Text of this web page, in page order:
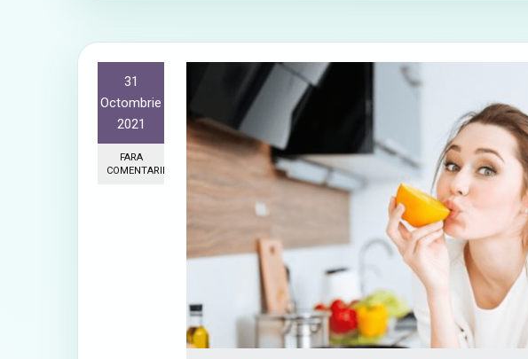
31
Octombrie
2021
FARA
COMENTARII